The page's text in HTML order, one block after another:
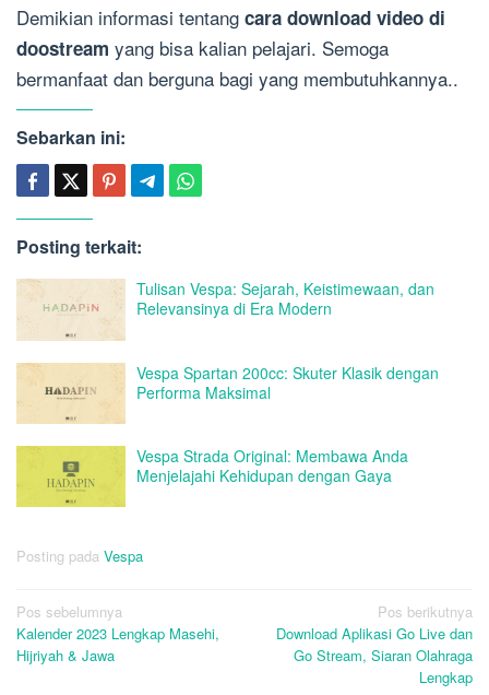
Demikian informasi tentang cara download video di
doostream yang bisa kalian pelajari. Semoga
bermanfaat dan berguna bagi yang membutuhkannya..
Sebarkan ini:
Posting terkait:
Tulisan Vespa: Sejarah, Keistimewaan, dan
Relevansinya di Era Modern
Vespa Spartan 200cc: Skuter Klasik dengan
Performa Maksimal
Vespa Strada Original: Membawa Anda
Menjelajahi Kehidupan dengan Gaya
Posting pada Vespa
Navigasi
pos
Pos sebelumnya
Kalender 2023 Lengkap Masehi,
Hijriyah & Jawa
Pos berikutnya
Download Aplikasi Go Live dan
Go Stream, Siaran Olahraga
Lengkap